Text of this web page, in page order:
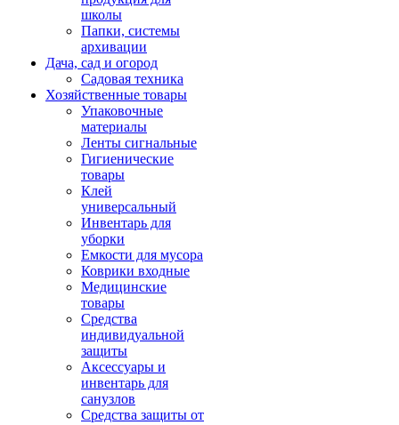
школы
Папки, системы
архивации
Дача, сад и огород
Садовая техника
Хозяйственные товары
Упаковочные
материалы
Ленты сигнальные
Гигиенические
товары
Клей
универсальный
Инвентарь для
уборки
Емкости для мусора
Коврики входные
Медицинские
товары
Средства
индивидуальной
защиты
Аксессуары и
инвентарь для
санузлов
Средства защиты от